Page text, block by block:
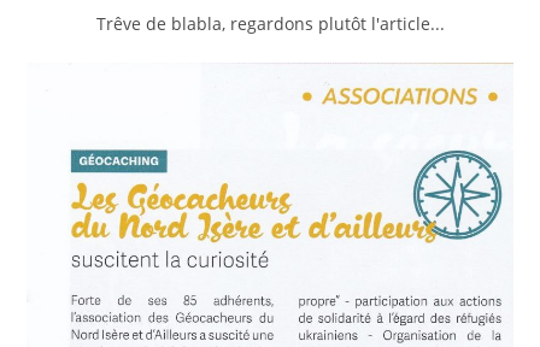
Trêve de blabla, regardons plutôt l'article...